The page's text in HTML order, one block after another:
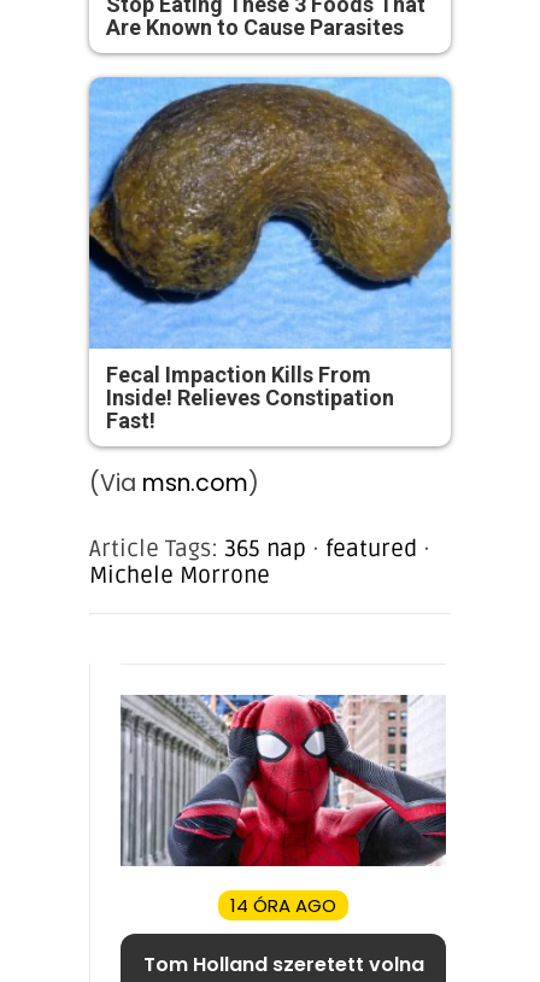
Are Known to Cause Parasites
Fecal Impaction Kills From
Inside! Relieves Constipation
Fast!
(Via msn.com)
Article Tags: 365 nap · featured ·
Michele Morrone
14 ÓRA AGO
Tom Holland szeretett volna